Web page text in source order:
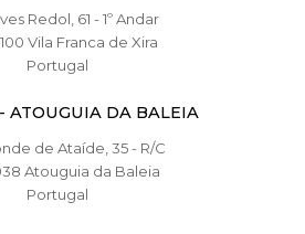
Redol, 61 - 1º Andar
Vila Franca de Xira
Portugal
ATOUGUIA DA BALEIA
de Ataíde, 35 - R/C
Atouguia da Baleia
Portugal